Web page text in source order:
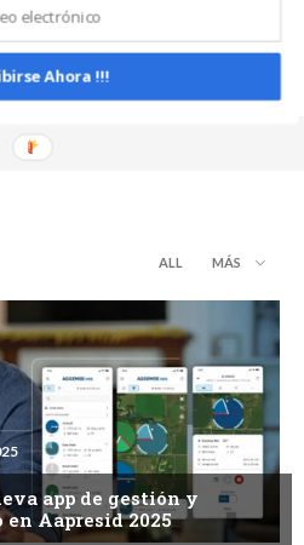
ALL MÁS
app de gestión y
Aapresid 2025
Ahora !!!